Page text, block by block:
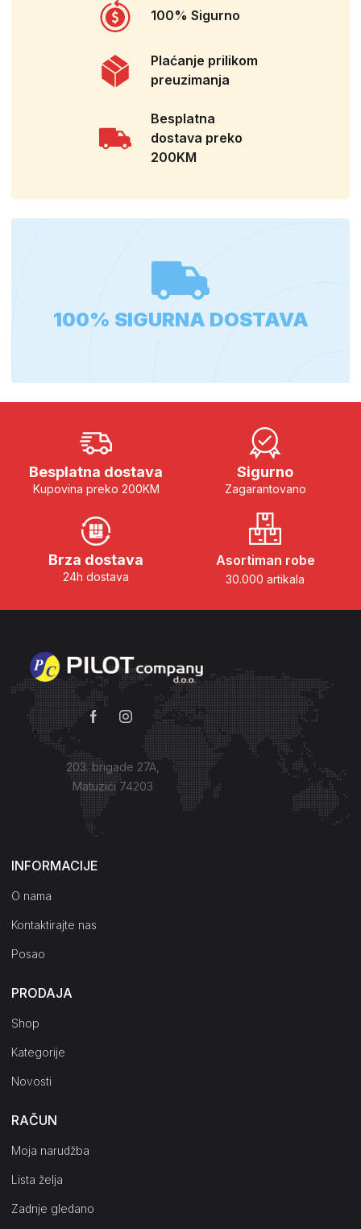
100% Sigurno
Plaćanje prilikom
preuzimanja
Besplatna
dostava preko
200KM
100% SIGURNA DOSTAVA
Besplatna dostava
Kupovina preko 200KM
Sigurno
Zagarantovano
Brza dostava
24h dostava
Asortiman robe
30.000 artikala
203. brigade 27A,
Matuzići 74203
Kako do nas?
INFORMACIJE
O nama
Kontaktirajte nas
Posao
PRODAJA
Shop
Kategorije
Novosti
RAČUN
Moja narudžba
Lista želja
Zadnje gledano